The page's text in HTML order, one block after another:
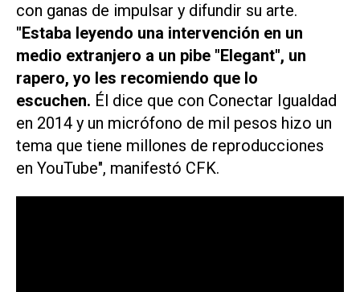
con ganas de impulsar y difundir su arte.
"Estaba leyendo una intervención en un
medio extranjero a un pibe "Elegant", un
rapero, yo les recomiendo que lo
escuchen. Él dice que con Conectar Igualdad
en 2014 y un micrófono de mil pesos hizo un
tema que tiene millones de reproducciones
en YouTube", manifestó CFK.